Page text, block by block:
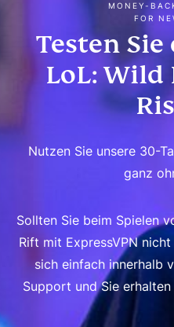
MONEY-
FOR
Testen
LoL: Wild
Nutzen Sie unsere 30-
ganz
Sollten Sie beim Spielen
Rift mit ExpressVPN
sich einfach innerhalb
Support und Sie